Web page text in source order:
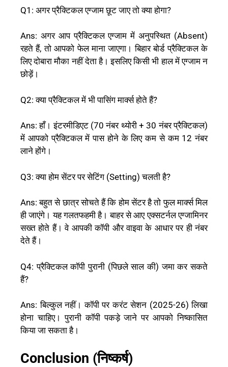
Q1: अगर प्रैक्टिकल एग्जाम छूट जाए तो क्या होगा?
Ans: अगर आप प्रैक्टिकल एग्जाम में अनुपस्थित (Absent)
रहते हैं, तो आपको फेल माना जाएगा। बिहार बोर्ड प्रैक्टिकल के
लिए दोबारा मौका नहीं देता है। इसलिए किसी भी हाल में एग्जाम न
छोड़ें।
Q2: क्या प्रैक्टिकल में भी पासिंग मार्क्स होते हैं?
Ans: हाँ। इंटरमीडिएट (70 नंबर थ्योरी + 30 नंबर प्रैक्टिकल)
में आपको प्रैक्टिकल में पास होने के लिए कम से कम 12 नंबर
लाने होंगे।
Q3: क्या होम सेंटर पर सेटिंग (Setting) चलती है?
Ans: बहुत से छात्र सोचते हैं कि होम सेंटर है तो फुल मार्क्स मिल
ही जाएंगे। यह गलतफहमी है। बाहर से आए एक्सटर्नल एग्जामिनर
सख्त होते हैं। वे आपकी कॉपी और वाइवा के आधार पर ही नंबर
देते हैं।
Q4: प्रैक्टिकल कॉपी पुरानी (पिछले साल की) जमा कर सकते
हैं?
Ans: बिल्कुल नहीं। कॉपी पर करंट सेशन (2025-26) लिखा
होना चाहिए। पुरानी कॉपी पकड़े जाने पर आपको निष्कासित
किया जा सकता है।
Conclusion (निष्कर्ष)